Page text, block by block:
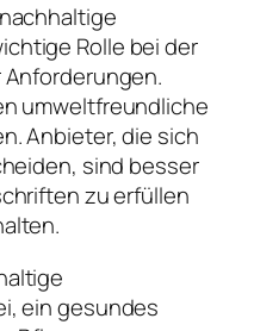
Rolle bei der
umweltfreundliche
Anbieter, die sich
sind besser
zu erfüllen
ein gesundes